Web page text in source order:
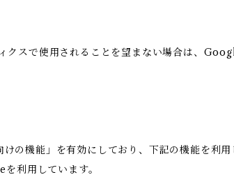
クスで使用されることを望まない場合は、
の機能」を有効にしており、下記の機能を利用
利用しています。